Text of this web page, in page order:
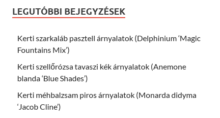
LEGUTÓBBI BEJEGYZÉSEK
Kerti szarkaláb pasztell árnyalatok (Delphinium ‘Magic
Fountains Mix’)
Kerti szellőrózsa tavaszi kék árnyalatok (Anemone
blanda ‘Blue Shades’)
Kerti méhbalzsam piros árnyalatok (Monarda didyma
‘Jacob Cline’)